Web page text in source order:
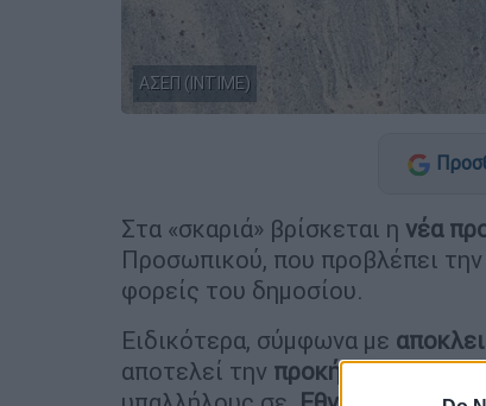
ΑΣΕΠ (ΙΝΤΙΜΕ)
Στα «σκαριά» βρίσκεται η νέα
Προσωπικού, που προβλέπει
φορείς του δημοσίου.
Ειδικότερα, σύμφωνα με
αποτελεί την προκήρυξη 4Κ/